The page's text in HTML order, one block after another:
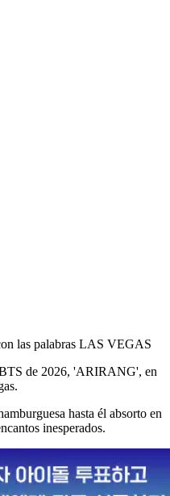
las palabras LAS VEGAS
de 2026, 'ARIRANG', en
hasta él absorto en
inesperados.